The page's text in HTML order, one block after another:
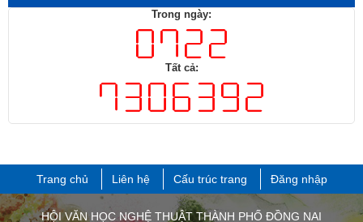
Trong ngày:
Tất cả:
Trang chủ Liên hệ Cấu trúc trang Đăng nhập
HỘI VĂN HỌC NGHỆ THUẬT THÀNH PHỐ ĐỒNG NAI